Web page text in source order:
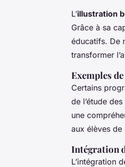
L’illustration
Grâce à sa
éducatifs. De
transformer
Exemples
Certains
de l’étude
une
aux élèves
Intégration
L’intégration